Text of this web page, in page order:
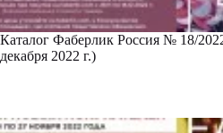
Каталог Фаберлик Россия № 18/
декабря 2022 г.)